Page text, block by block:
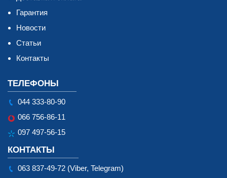
Гарантия
Новости
Статьи
Контакты
ТЕЛЕФОНЫ
044 333-80-90
066 756-86-11
097 497-56-15
КОНТАКТЫ
063 837-49-72 (Viber, Telegram)